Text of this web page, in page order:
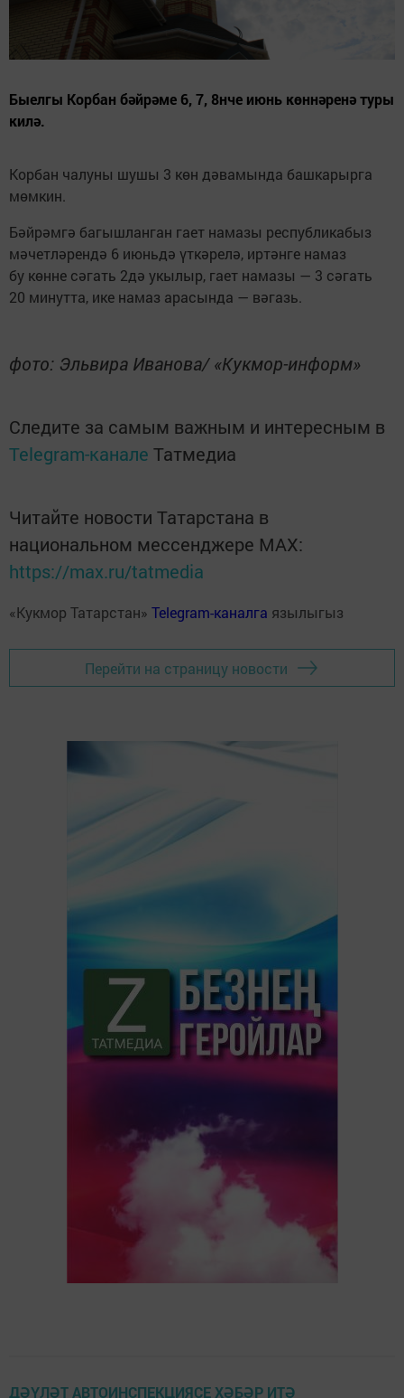
Быелгы Корбан бәйрәме 6, 7, 8нче июнь көннәренә туры
килә.
Корбан чалуны шушы 3 көн дәвамында башкарырга
мөмкин.
Бәйрәмгә багышланган гает намазы республикабыз
мәчетләрендә 6 июньдә үткәрелә, иртәнге намаз
бу көнне сәгать 2дә укылыр, гает намазы — 3 сәгать
20 минутта, ике намаз арасында — вәгазь.
фото: Эльвира Иванова/ «Кукмор-информ»
Следите за самым важным и интересным в
Telegram-канале Татмедиа
Читайте новости Татарстана в
национальном мессенджере MАХ:
https://max.ru/tatmedia
«Кукмор Татарстан» Telegram-каналга язылыгыз
Перейти на страницу новости
ДӘҮЛӘТ АВТОИНСПЕКЦИЯСЕ ХӘБӘР ИТӘ